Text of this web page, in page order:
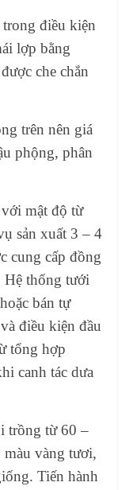
điều kiện
lợp bằng
che chắn
trên nên giá
phộng, phân
mật độ từ
sản xuất 3 – 4
cung cấp đồng
Hệ thống tưới
bán tự
điều kiện đầu
tổng hợp
canh tác dưa
trồng từ 60 –
vàng tươi,
Tiến hành